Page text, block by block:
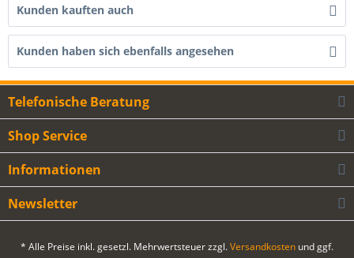
Kunden kauften auch
Kunden haben sich ebenfalls angesehen
Telefonische Beratung
Shop Service
Informationen
Newsletter
* Alle Preise inkl. gesetzl. Mehrwertsteuer zzgl.Versandkosten und ggf.